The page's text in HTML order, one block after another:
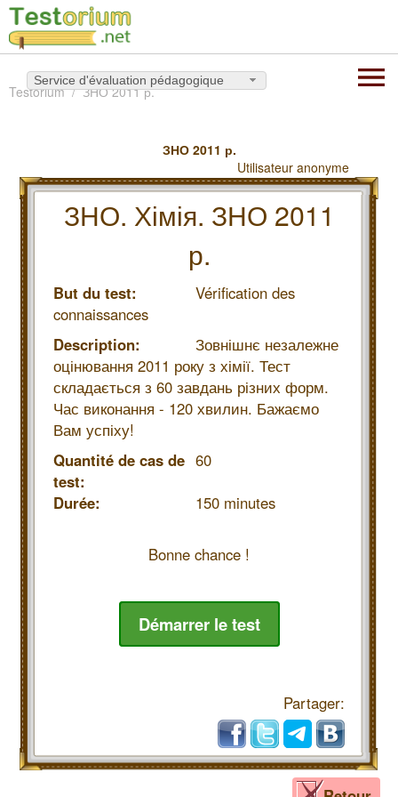
Service d'évaluation pédagogique
Testorium ЗНО 2011 р.
ЗНО 2011 р.
Utilisateur anonyme
ЗНО. Хімія. ЗНО 2011
р.
But du test:
Vérification des
connaissances
Description:
Зовнішнє незалежне
оцінювання 2011 року з хімії. Тест
складається з 60 завдань різних форм.
Час виконання - 120 хвилин. Бажаємо
Вам успіху!
Quantité de cas de
test:
60
Durée:
150 minutes
Bonne chance !
Démarrer le test
Partager: